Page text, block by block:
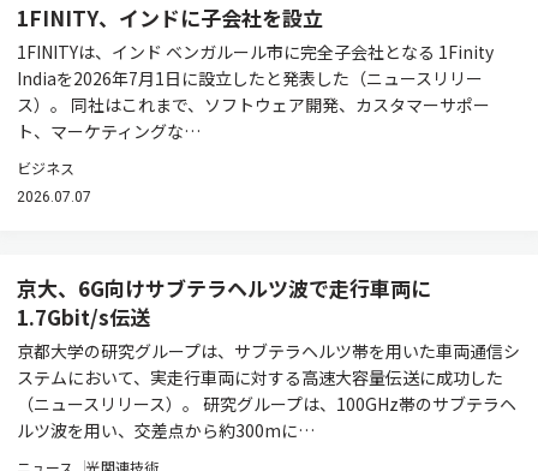
1FINITY、インドに子会社を設立
1FINITYは、インド ベンガルール市に完全子会社となる 1Finity
Indiaを2026年7月1日に設立したと発表した（ニュースリリー
ス）。 同社はこれまで、ソフトウェア開発、カスタマーサポー
ト、マーケティングな…
ビジネス
2026.07.07
京大、6G向けサブテラヘルツ波で走行車両に
1.7Gbit/s伝送
京都大学の研究グループは、サブテラヘルツ帯を用いた車両通信シ
ステムにおいて、実走行車両に対する高速大容量伝送に成功した
（ニュースリリース）。 研究グループは、100GHz帯のサブテラヘ
ルツ波を用い、交差点から約300mに…
ニュース 光関連技術